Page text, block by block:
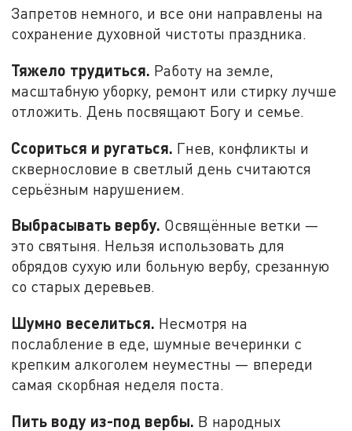
Запретов немного, и все они направлены на
сохранение духовной чистоты праздника.
Тяжело трудиться. Работу на земле,
масштабную уборку, ремонт или стирку лучше
отложить. День посвящают Богу и семье.
Ссориться и ругаться. Гнев, конфликты и
сквернословие в светлый день считаются
серьёзным нарушением.
Выбрасывать вербу. Освящённые ветки —
это святыня. Нельзя использовать для
обрядов сухую или больную вербу, срезанную
со старых деревьев.
Шумно веселиться. Несмотря на
послабление в еде, шумные вечеринки с
крепким алкоголем неуместны — впереди
самая скорбная неделя поста.
Пить воду из-под вербы. В народных